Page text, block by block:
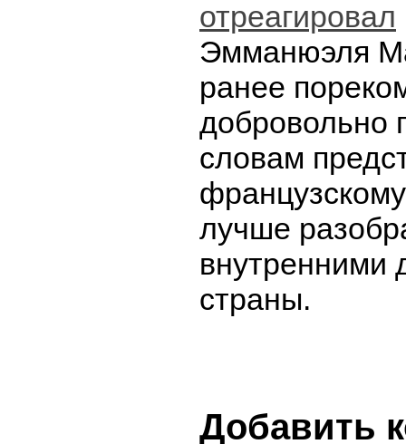
отреагировал
Эмманюэля
ранее
добровольно
словам
лучше
внутренними
страны.
Добавить